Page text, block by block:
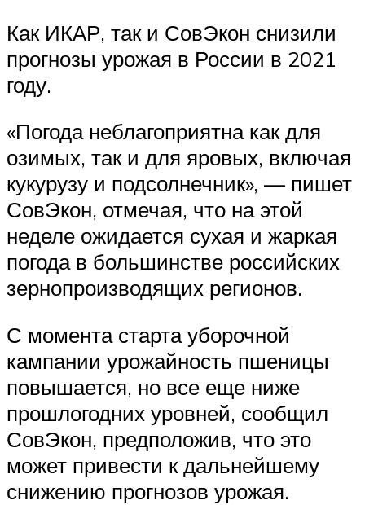
Как ИКАР, так и СовЭкон снизили
прогнозы урожая в России в 2021
году.
«Погода неблагоприятна как для
озимых, так и для яровых, включая
кукурузу и подсолнечник», — пишет
СовЭкон, отмечая, что на этой
неделе ожидается сухая и жаркая
погода в большинстве российских
зернопроизводящих регионов.
С момента старта уборочной
кампании урожайность пшеницы
повышается, но все еще ниже
прошлогодних уровней, сообщил
СовЭкон, предположив, что это
может привести к дальнейшему
снижению прогнозов урожая.